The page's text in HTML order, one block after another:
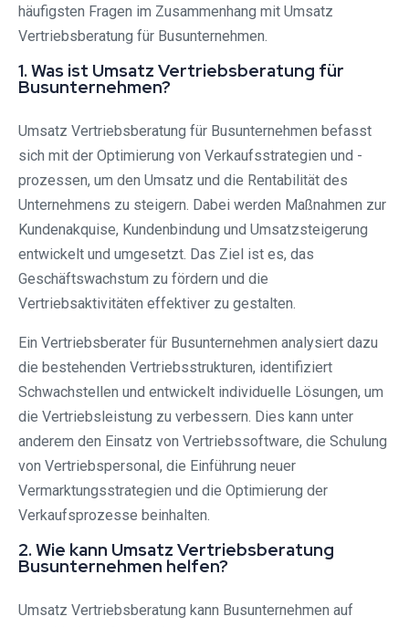
häufigsten Fragen im Zusammenhang mit Umsatz
Vertriebsberatung für Busunternehmen.
1. Was ist Umsatz Vertriebsberatung für
Busunternehmen?
Umsatz Vertriebsberatung für Busunternehmen befasst
sich mit der Optimierung von Verkaufsstrategien und -
prozessen, um den Umsatz und die Rentabilität des
Unternehmens zu steigern. Dabei werden Maßnahmen zur
Kundenakquise, Kundenbindung und Umsatzsteigerung
entwickelt und umgesetzt. Das Ziel ist es, das
Geschäftswachstum zu fördern und die
Vertriebsaktivitäten effektiver zu gestalten.
Ein Vertriebsberater für Busunternehmen analysiert dazu
die bestehenden Vertriebsstrukturen, identifiziert
Schwachstellen und entwickelt individuelle Lösungen, um
die Vertriebsleistung zu verbessern. Dies kann unter
anderem den Einsatz von Vertriebssoftware, die Schulung
von Vertriebspersonal, die Einführung neuer
Vermarktungsstrategien und die Optimierung der
Verkaufsprozesse beinhalten.
2. Wie kann Umsatz Vertriebsberatung
Busunternehmen helfen?
Umsatz Vertriebsberatung kann Busunternehmen auf